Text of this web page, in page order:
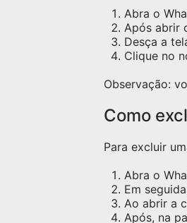
Abra o
Após abrir
Desça a
Clique no
Observação:
Como
Para excluir
Abra o
Em
Ao abrir a
Após, na